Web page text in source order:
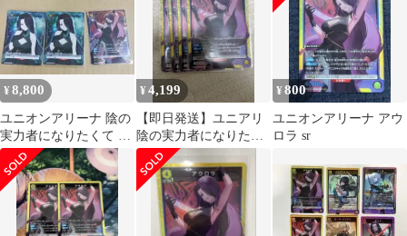
¥8,800
ユニオンアリーナ 陰の
実力者になりたくて ア
ウロラ 3枚セット
¥4,199
【即日発送】ユニアリ
陰の実力者になりたく
て アウロラ SR
¥800
ユニオンアリーナ アウ
ロラ sr